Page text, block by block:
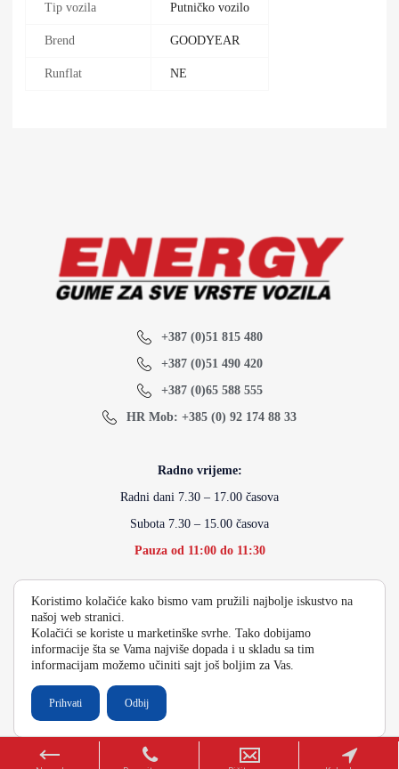
Tip vozila Putničko vozilo
Brend GOODYEAR
Runflat NE
+387 (0)51 815 480
+387 (0)51 490 420
+387 (0)65 588 555
HR Mob: +385 (0) 92 174 88 33
Radno vrijeme:
Radni dani 7.30 – 17.00 časova
Subota 7.30 – 15.00 časova
Pauza od 11:00 do 11:30
info@energydoo.com
2026 Copyright Energy Auto Gume
Koristimo kolačiće kako bismo vam pružili najbolje iskustvo na
našoj web stranici.
Kolačići se koriste u marketinške svrhe. Tako dobijamo
informacije šta se Vama najviše dopada i u skladu sa tim
informacijam možemo učiniti sajt još boljim za Vas.
Prihvati Odbij